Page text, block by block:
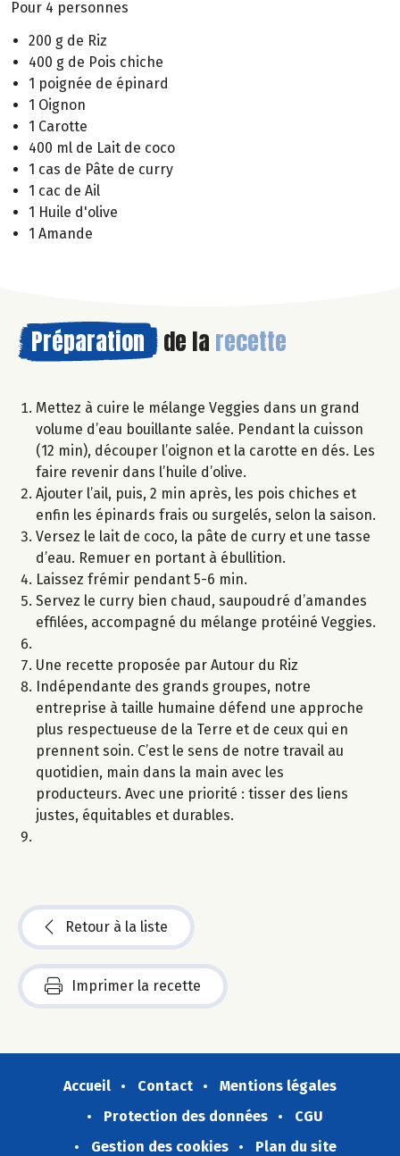
Pour 4 personnes
200 g de Riz
400 g de Pois chiche
1 poignée de épinard
1 Oignon
1 Carotte
400 ml de Lait de coco
1 cas de Pâte de curry
1 cac de Ail
1 Huile d'olive
1 Amande
Préparation de la recette
Mettez à cuire le mélange Veggies dans un grand
volume d’eau bouillante salée. Pendant la cuisson
(12 min), découper l’oignon et la carotte en dés. Les
faire revenir dans l’huile d’olive.
Ajouter l’ail, puis, 2 min après, les pois chiches et
enfin les épinards frais ou surgelés, selon la saison.
Versez le lait de coco, la pâte de curry et une tasse
d’eau. Remuer en portant à ébullition.
Laissez frémir pendant 5-6 min.
Servez le curry bien chaud, saupoudré d’amandes
effilées, accompagné du mélange protéiné Veggies.
Une recette proposée par Autour du Riz
Indépendante des grands groupes, notre
entreprise à taille humaine défend une approche
plus respectueuse de la Terre et de ceux qui en
prennent soin. C’est le sens de notre travail au
quotidien, main dans la main avec les
producteurs. Avec une priorité : tisser des liens
justes, équitables et durables.
Retour à la liste
Imprimer la recette
Accueil Contact
Mentions légales
Protection des données
CGU
Gestion des cookies
Plan du site